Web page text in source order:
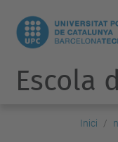
Escola
Inici